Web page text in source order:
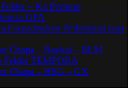
Felder – K4 Perform
GFA
Escuadradora Profesional para
Chapa – Baykal – BLM
Felder TEMPORA
Chapa – HSG – GX